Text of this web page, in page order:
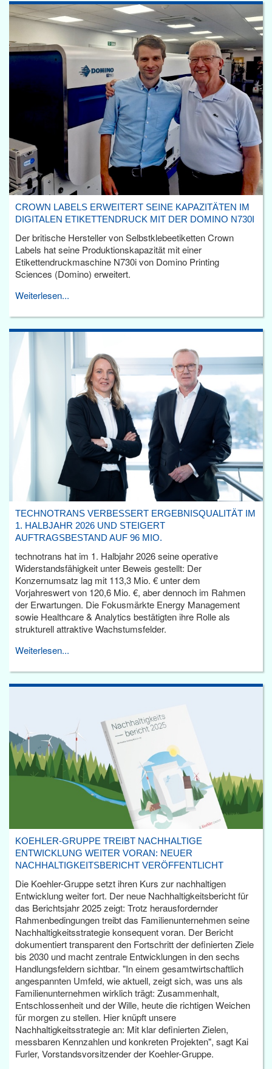
CROWN LABELS ERWEITERT SEINE KAPAZITÄTEN IM
DIGITALEN ETIKETTENDRUCK MIT DER DOMINO N730I
Der britische Hersteller von Selbstklebeetiketten Crown
Labels hat seine Produktionskapazität mit einer
Etikettendruckmaschine N730i von Domino Printing
Sciences (Domino) erweitert.
Weiterlesen...
TECHNOTRANS VERBESSERT ERGEBNISQUALITÄT IM
1. HALBJAHR 2026 UND STEIGERT
AUFTRAGSBESTAND AUF 96 MIO.
technotrans hat im 1. Halbjahr 2026 seine operative
Widerstandsfähigkeit unter Beweis gestellt: Der
Konzernumsatz lag mit 113,3 Mio. € unter dem
Vorjahreswert von 120,6 Mio. €, aber dennoch im Rahmen
der Erwartungen. Die Fokusmärkte Energy Management
sowie Healthcare & Analytics bestätigten ihre Rolle als
strukturell attraktive Wachstumsfelder.
Weiterlesen...
KOEHLER-GRUPPE TREIBT NACHHALTIGE
ENTWICKLUNG WEITER VORAN: NEUER
NACHHALTIGKEITSBERICHT VERÖFFENTLICHT
Die Koehler-Gruppe setzt ihren Kurs zur nachhaltigen
Entwicklung weiter fort. Der neue Nachhaltigkeitsbericht für
das Berichtsjahr 2025 zeigt: Trotz herausfordernder
Rahmenbedingungen treibt das Familienunternehmen seine
Nachhaltigkeitsstrategie konsequent voran. Der Bericht
dokumentiert transparent den Fortschritt der definierten Ziele
bis 2030 und macht zentrale Entwicklungen in den sechs
Handlungsfeldern sichtbar. "In einem gesamtwirtschaftlich
angespannten Umfeld, wie aktuell, zeigt sich, was uns als
Familienunternehmen wirklich trägt: Zusammenhalt,
Entschlossenheit und der Wille, heute die richtigen Weichen
für morgen zu stellen. Hier knüpft unsere
Nachhaltigkeitsstrategie an: Mit klar definierten Zielen,
messbaren Kennzahlen und konkreten Projekten", sagt Kai
Furler, Vorstandsvorsitzender der Koehler-Gruppe.